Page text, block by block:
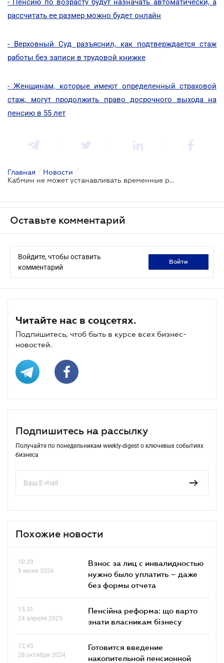
- Пенсию по возрасту будут назначать автоматически, а
рассчитать ее размер можно будет онлайн
- Верховный Суд разъяснил, как подтверждается стаж
работы без записи в трудовой книжке
- Женщинам, которые имеют определенный страховой
стаж, могут продолжить право досрочного выхода на
пенсию в 55 лет
Главная / Новости /
Кабмин не может устанавливать временные рамки выплаты пенсии
Оставьте комментарий
Войдите, чтобы оставить
комментарий
войти
Читайте нас в соцсетях.
Подпишитесь, чтоб быть в курсе всех бизнес-
новостей.
Подпишитесь на рассылку
Получайте по понедельникам weekly-digest о ключевых событиях
бизнеса
Похожие новости
10.29
9 июня 2026
Взнос за лиц с инвалидностью
нужно было уплатить – даже
без формы отчета
15.31
24 апреля 2025
Пенсійна реформа: що варто
знати власникам бізнесу
12.45
28 октября 2024
Готовится введение
накопительной пенсионной